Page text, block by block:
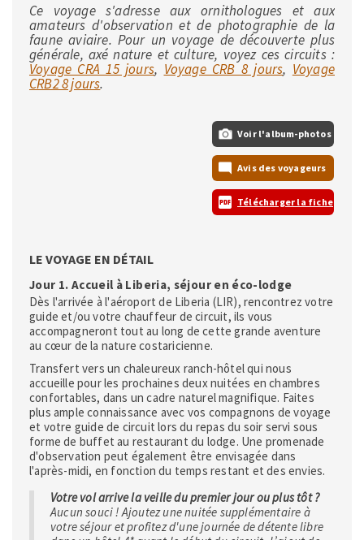
Ce voyage s'adresse aux ornithologues et aux
amateurs d'observation et de photographie de la
faune aviaire. Pour un voyage de découverte plus
générale, axé nature et culture, voyez ces circuits :
Voyage CRA 15 jours, Voyage CRB 8 jours, Voyage
CRB2 8 jours.
Voir l'album-photos
Avis des voyageurs
Télécharger la fiche
LE VOYAGE EN DÉTAIL
Jour 1. Accueil à Liberia, séjour en éco-lodge
Dès l'arrivée à l'aéroport de Liberia (LIR), rencontrez votre
guide et/ou votre chauffeur de circuit, ils vous
accompagneront tout au long de cette grande aventure
au cœur de la nature costaricienne.
Transfert vers un chaleureux ranch-hôtel qui nous
accueille pour les prochaines deux nuitées en chambres
confortables, dans un cadre naturel magnifique. Faites
plus ample connaissance avec vos compagnons de voyage
et votre guide de circuit lors du repas du soir servi sous
forme de buffet au restaurant du lodge. Une promenade
d'observation peut également être envisagée dans
l'après-midi, en fonction du temps restant et des envies.
Votre vol arrive la veille du premier jour ou plus tôt ?
Aucun souci ! Ajoutez une nuitée supplémentaire à
votre séjour et profitez d'une journée de détente libre